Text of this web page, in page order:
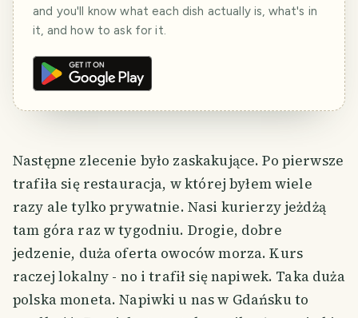
and you'll know what each dish actually is, what's in
it, and how to ask for it.
Następne zlecenie było zaskakujące. Po pierwsze
trafiła się restauracja, w której byłem wiele
razy ale tylko prywatnie. Nasi kurierzy jeżdżą
tam góra raz w tygodniu. Drogie, dobre
jedzenie, duża oferta owoców morza. Kurs
raczej lokalny - no i trafił się napiwek. Taka duża
polska moneta. Napiwki u nas w Gdańsku to